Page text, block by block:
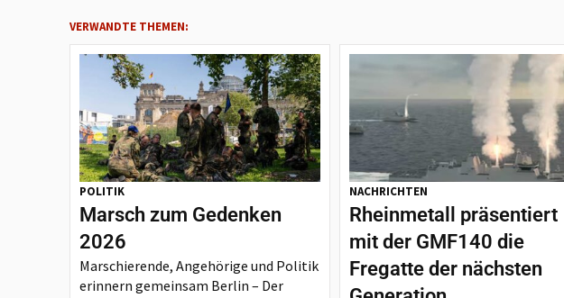
VERWANDTE THEMEN:
POLITIK
Marsch zum Gedenken
2026
Marschierende, Angehörige und Politik
erinnern gemeinsam Berlin – Der
NACHRICHTEN
Rheinmetall präsentiert
mit der GMF140 die
Fregatte der nächsten